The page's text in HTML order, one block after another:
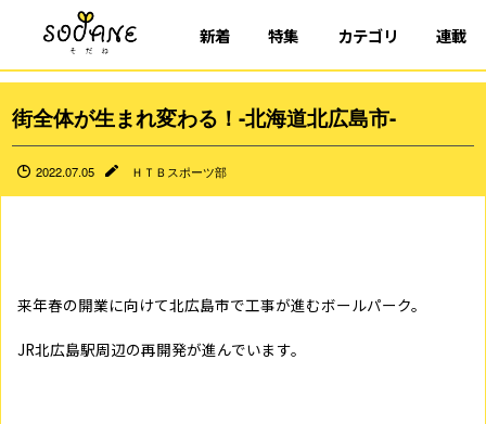
新着 特集 カテゴリ 連載
街全体が生まれ変わる！-北海道北広島市-
2022.07.05 ＨＴＢスポーツ部
来年春の開業に向けて北広島市で工事が進むボールパーク。
JR北広島駅周辺の再開発が進んでいます。